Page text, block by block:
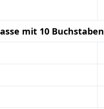
mit 10 Buchstaben